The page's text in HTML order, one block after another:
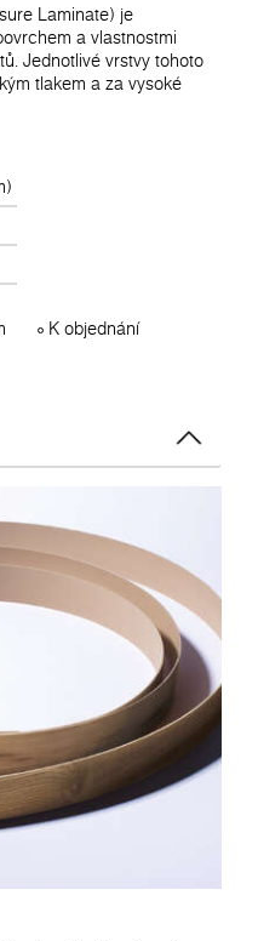
Laminate) je
a vlastnostmi
Jednotlivé vrstvy tohoto
tlakem a za vysoké
K objednání